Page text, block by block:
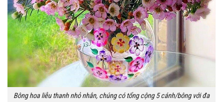
Bông hoa liễu thanh nhỏ nhắn, chúng có tổng cộng 5 cánh/bông với đa